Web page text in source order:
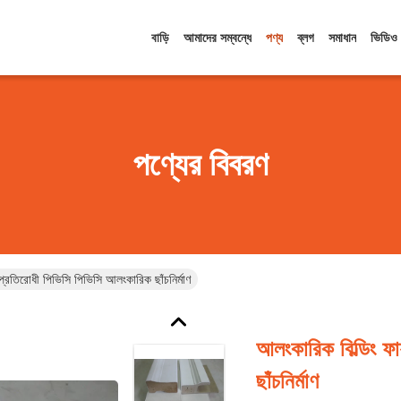
বাড়ি আমাদের সম্বন্ধে পণ্য ব্লগ সমাধান ভিডিও
পণ্যের বিবরণ
পিভিসি পিভিসি আলংকারিক ছাঁচনির্মাণ
আলংকারিক বিল্ডিং
ছাঁচনির্মাণ